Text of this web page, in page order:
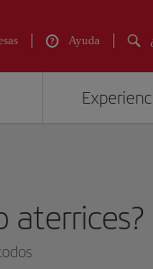
Ayuda
aterrices?